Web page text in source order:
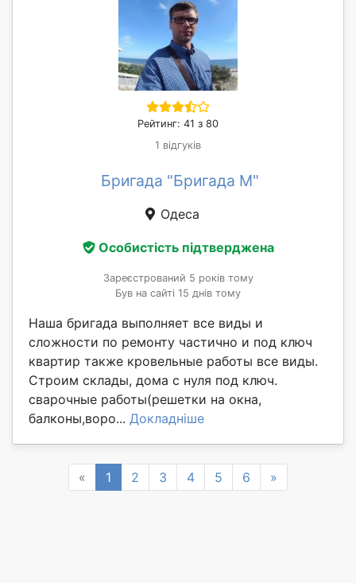
Рейтинг: 41 з 80
1 відгуків
Бригада "Бригада М"
Одеса
Особистість підтверджена
Зареєстрований 5 років тому
Був на сайті 15 днів тому
Наша бригада выполняет все виды и
сложности по ремонту частично и под ключ
квартир также кровельные работы все виды.
Строим склады, дома с нуля под ключ.
сварочные работы(решетки на окна,
балконы,воро... Докладніше
« Previous
1 2 3 4 5 6 »